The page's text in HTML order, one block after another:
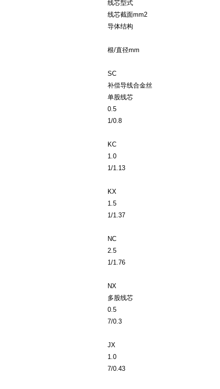
线芯型式
线芯截面mm2
导体结构
根/直径mm
SC
补偿导线合金丝
单股线芯
0.5
1/0.8
KC
1.0
1/1.13
KX
1.5
1/1.37
NC
2.5
1/1.76
NX
多股线芯
0.5
7/0.3
JX
1.0
7/0.43